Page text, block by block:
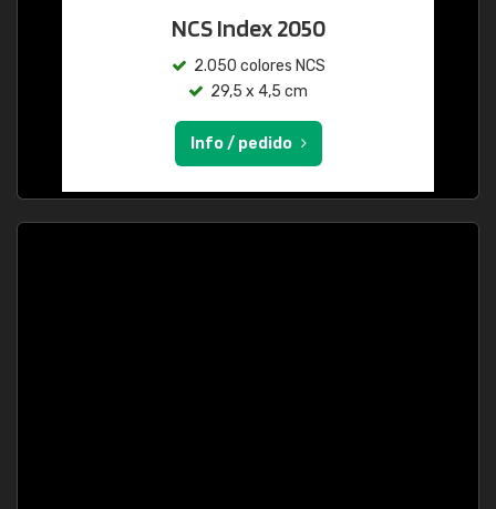
NCS Index 2050
2.050 colores NCS
29,5 x 4,5 cm
Info / pedido